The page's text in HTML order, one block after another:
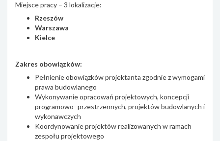
Miejsce pracy – 3 lokalizacje:
Rzeszów
Warszawa
Kielce
Zakres obowiązków:
Pełnienie obowiązków projektanta zgodnie z wymogami
prawa budowlanego
Wykonywanie opracowań projektowych, koncepcji
programowo- przestrzennych, projektów budowlanych i
wykonawczych
Koordynowanie projektów realizowanych w ramach
zespołu projektowego